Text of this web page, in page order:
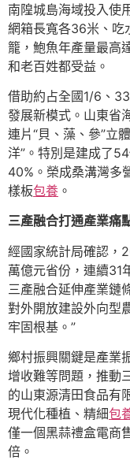
南隍城島海域投入使
網箱長寬各36米、吃
籠，鮑魚年產量最高
和老百姓都受益。
借助約占全國1/6、
發展新模式。山東省
連片“貝、藻、參”立
洋”。特別是建成了
40%。榮成桑溝灣多
樣板包養 。
三產融合打通產業痛
經國家統計局確認，
萬億元省份，連續31
三產融合延伸產業鏈
對外開放建設外向型
牢固根基。”
鄉村振興關鍵是產業
增收難等問題，推動
的山東源清田食品有
現代化種植、精細包
僅一個黑蒜禮盒電商
倍。